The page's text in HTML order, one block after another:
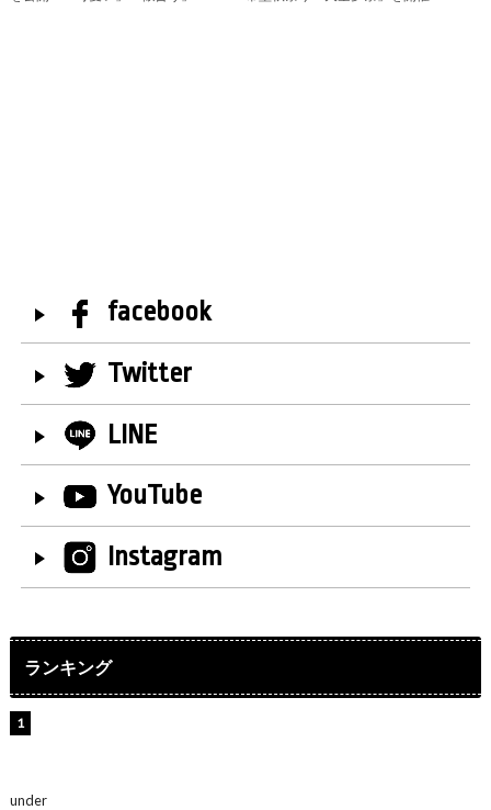
facebook
Twitter
LINE
YouTube
Instagram
ランキング
under